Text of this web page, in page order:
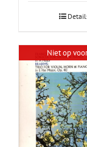
Niet op